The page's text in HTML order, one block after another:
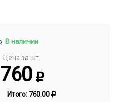
В наличии
Цена за шт.
760
Итого: 760.00